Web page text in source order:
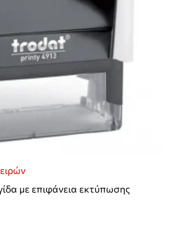
με επιφάνεια εκτύπωσης